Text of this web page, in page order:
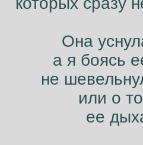
Она
а я боясь
не
или о
ее